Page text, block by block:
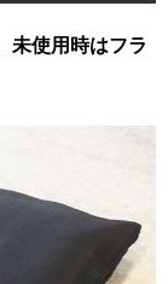
未使用時はフラ